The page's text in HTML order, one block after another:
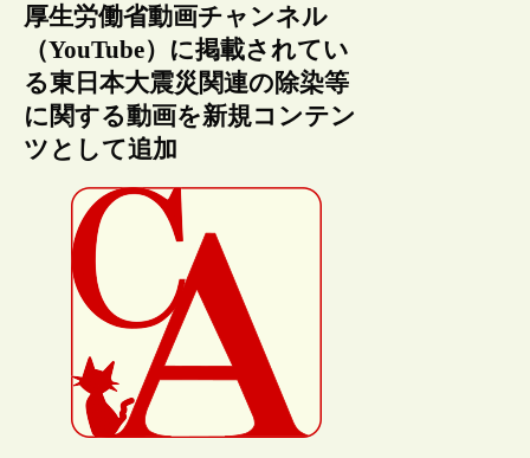
厚生労働省動画チャンネル
（YouTube）に掲載されてい
る東日本大震災関連の除染等
に関する動画を新規コンテン
ツとして追加